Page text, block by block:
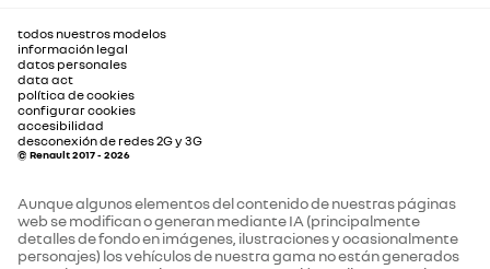
todos nuestros modelos
información legal
datos personales
data act
política de cookies
configurar cookies
accesibilidad
desconexión de redes 2G y 3G
© Renault 2017 - 2026
Aunque algunos elementos del contenido de nuestras páginas
web se modifican o generan mediante IA (principalmente
detalles de fondo en imágenes, ilustraciones y ocasionalmente
personajes) los vehículos de nuestra gama no están generados